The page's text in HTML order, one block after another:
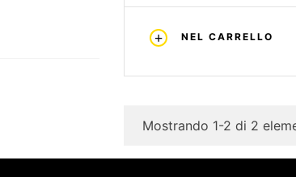
NEL CARRELLO
Mostrando 1-2 di 2